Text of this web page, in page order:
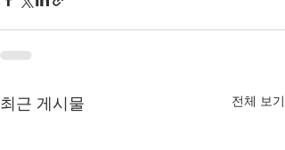
최근 게시물 전체 보기